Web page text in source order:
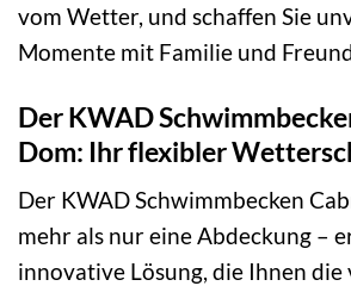
vom Wetter, und schaffen Sie
Momente mit Familie und
Der KWAD
Dom: Ihr flexibler
Der KWAD Schwimmbecken
mehr als nur eine Abdeckung –
innovative Lösung, die Ihnen